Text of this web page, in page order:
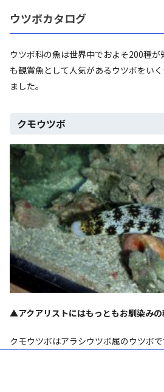
ウツボカタログ
ウツボ科の魚は世界中でおよそ200種
も観賞魚として人気があるウツボをい
ました。
クモウツボ
▲アクアリストにはもっともお馴染みの
クモウツボはアラシウツボ属のウツボ